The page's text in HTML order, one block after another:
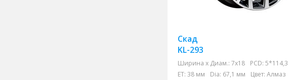
Скад
KL-293
Ширина х Диам.: 7x18 PCD: 5*114,3
ET: 38 мм Dia: 67,1 мм Цвет: Алмаз